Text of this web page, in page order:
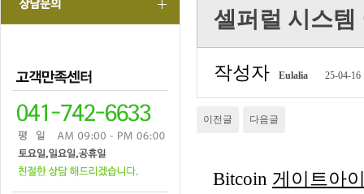
셀퍼럴 시스템
작성자 Eulalia 25-04-16
이전글 다음글
Bitcoin 게이트아